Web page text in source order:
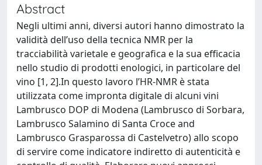
Abstract
Negli ultimi anni, diversi autori hanno dimostrato la
validità dell’uso della tecnica NMR per la
tracciabilità varietale e geografica e la sua efficacia
nello studio di prodotti enologici, in particolare del
vino [1, 2].In questo lavoro l’HR-NMR è stata
utilizzata come impronta digitale di alcuni vini
Lambrusco DOP di Modena (Lambrusco di Sorbara,
Lambrusco Salamino di Santa Croce and
Lambrusco Grasparossa di Castelvetro) allo scopo
di servire come indicatore indiretto di autenticità e